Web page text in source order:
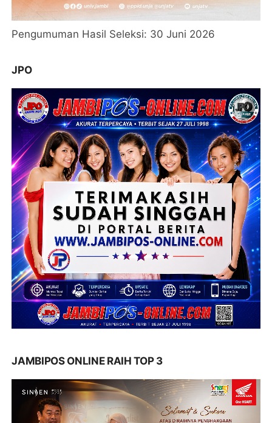
Pengumuman Hasil Seleksi: 30 Juni 2026
JPO
JAMBIPOS ONLINE RAIH TOP 3